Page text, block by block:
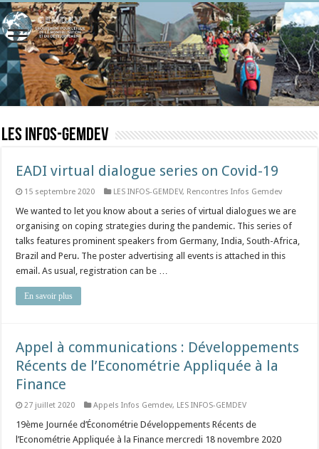
LES INFOS-GEMDEV
EADI virtual dialogue series on Covid-19
15 septembre 2020 LES INFOS-GEMDEV, Rencontres Infos Gemdev
We wanted to let you know about a series of virtual dialogues we are
organising on coping strategies during the pandemic. This series of
talks features prominent speakers from Germany, India, South-Africa,
Brazil and Peru. The poster advertising all events is attached in this
email. As usual, registration can be …
En savoir plus
Appel à communications : Développements
Récents de l’Econométrie Appliquée à la
Finance
27 juillet 2020 Appels Infos Gemdev, LES INFOS-GEMDEV
19ème Journée d’Économétrie Développements Récents de
l’Econométrie Appliquée à la Finance mercredi 18 novembre 2020